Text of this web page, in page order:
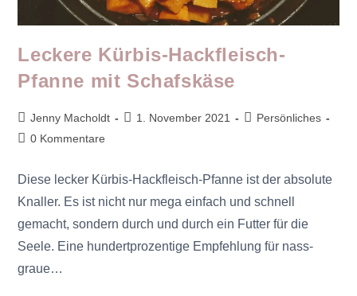
Leckere Kürbis-Hackfleisch-
Pfanne mit Schafskäse
Jenny Macholdt 1. November 2021
Persönliches
0 Kommentare
Diese lecker Kürbis-Hackfleisch-Pfanne ist der absolute
Knaller. Es ist nicht nur mega einfach und schnell
gemacht, sondern durch und durch ein Futter für die
Seele. Eine hundertprozentige Empfehlung für nass-
graue…